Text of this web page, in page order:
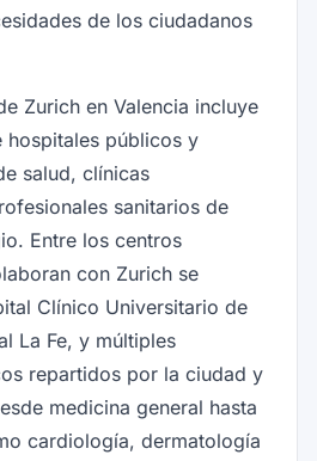
de los ciudadanos
Zurich en Valencia incluye
hospitales públicos y
salud, clínicas
sanitarios de
Entre los centros
con Zurich se
Clínico Universitario de
La Fe, y múltiples
repartidos por la ciudad y
medicina general hasta
cardiología, dermatología